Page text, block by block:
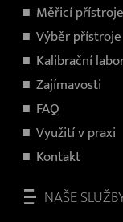
Měřicí přístroje
Výběr přístroje
Kalibrační
Zajímavosti
FAQ
Využití v praxi
Kontakt
NAŠE